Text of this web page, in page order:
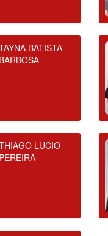
BATISTA
BARBOSA
LUCIO
PEREIRA